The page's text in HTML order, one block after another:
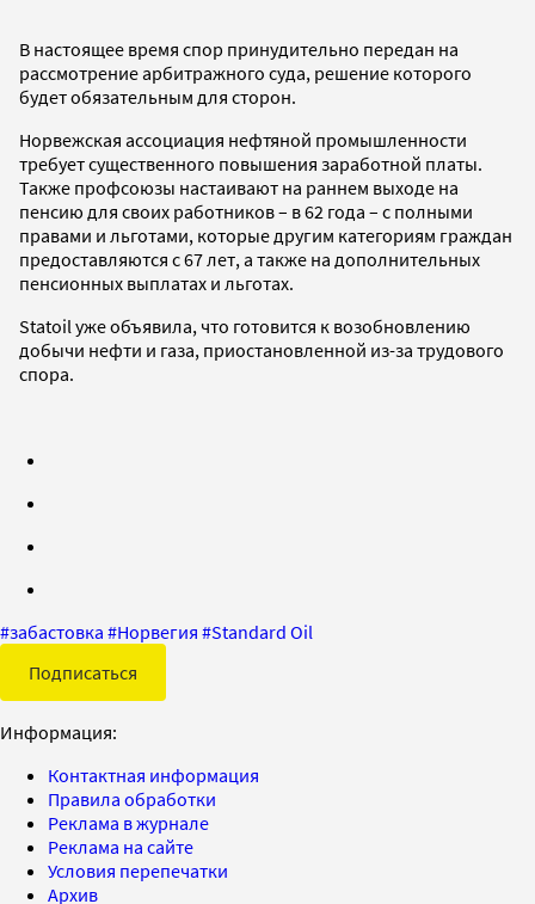
В настоящее время спор принудительно передан на
рассмотрение арбитражного суда, решение которого
будет обязательным для сторон.
Норвежская ассоциация нефтяной промышленности
требует существенного повышения заработной платы.
Также профсоюзы настаивают на раннем выходе на
пенсию для своих работников – в 62 года – с полными
правами и льготами, которые другим категориям граждан
предоставляются с 67 лет, а также на дополнительных
пенсионных выплатах и льготах.
Statoil уже объявила, что готовится к возобновлению
добычи нефти и газа, приостановленной из-за трудового
спора.
#забастовка #Норвегия #Standard Oil
Подписаться
Информация:
Контактная информация
Правила обработки
Реклама в журнале
Реклама на сайте
Условия перепечатки
Архив